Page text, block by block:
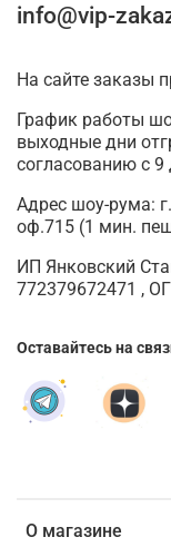
О магазине
info@vip-
На сайте заказы
График работы
выходные дни
согласованию с 9
Адрес шоу-рума:
оф.715 (1 мин.
ИП Янковский
772379672471 ,
Оставайтесь на